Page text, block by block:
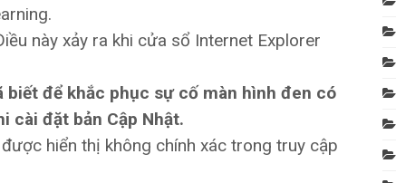
này xảy ra khi cửa sổ Internet Explorer
để khắc phục sự cố màn hình đen có
cài đặt bản Cập Nhật.
hiển thị không chính xác trong truy cập